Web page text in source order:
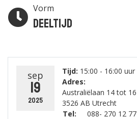
Vorm
Deeltijd
sep
19
2025
Tijd: 15:00 - 16:00 uur
Adres:
Australiëlaan 14 tot 16
3526 AB Utrecht
Tel:
088- 270 12 77